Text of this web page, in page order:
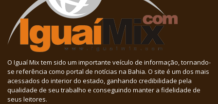
O Iguaí Mix tem sido um importante veículo de informação, tornando-
se referência como portal de notícias na Bahia. O site é um dos mais
acessados do interior do estado, ganhando credibilidade pela
qualidade de seu trabalho e conseguindo manter a fidelidade de
seus leitores.